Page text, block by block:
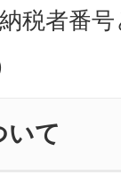
税者番
いて